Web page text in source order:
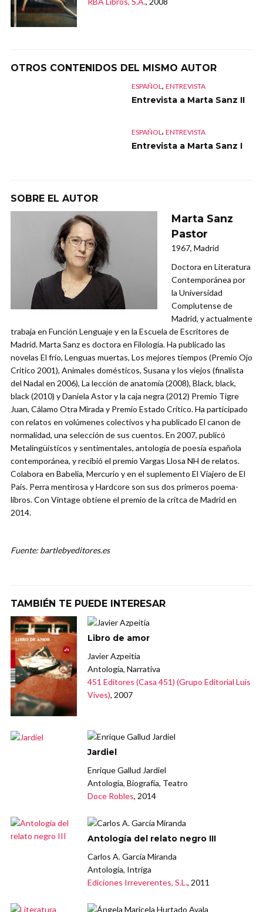
OTROS CONTENIDOS DEL MISMO AUTOR
ESPAÑOL, ENTREVISTA
Entrevista a Marta Sanz II
ESPAÑOL , ENTREVISTA
Entrevista a Marta Sanz I
SOBRE EL AUTOR
Marta Sanz
Pastor
1967, Madrid
Doctora en Literatura
Contemporánea por
la Universidad
Complutense de
Madrid, y actualmente
trabaja en Función Lenguaje y en la Escuela de Escritores de
Madrid. Marta Sanz es doctora en Filología. Ha publicado las
novelas El frío, Lenguas muertas, Los mejores tiempos (Premio Ojo
Critico 2001), Animales domésticos, Susana y los viejos (finalista
del Nadal en 2006), La lección de anatomía (2008), Black, black,
black (2010) y Daniela Astor y la caja negra (2012) Premio Tigre
Juan, Cálamo Otra Mirada y Premio Estado Crítico. Ha participado
con relatos en volúmenes colectivos y ha publicado El canon de
normalidad, una selección de sus cuentos. En 2007, publicó
Metalingüísticos y sentimentales, antología de poesía española
contemporánea, y recibió el premio Vargas Llosa NH de relatos.
Colabora en Babelia, Mercurio y en el suplemento El Viajero de El
País. Perra mentirosa y Hardcore son sus dos primeros poema-
libros. Con Vintage obtiene el premio de la crítca de Madrid en
2014.
Fuente: bartlebyeditores.es
TAMBIÉN TE PUEDE INTERESAR
Libro de amor
Javier Azpeitia
Antología, Narrativa
451 Editores (Casa 451) (Grupo Editorial Luis
Vives), 2007
Jardiel
Enrique Gallud Jardiel
Antología, Biografía, Teatro
Doce Robles, 2014
Antología del relato negro III
Carlos A. García Miranda
Antología, Intriga
Ediciones Irreverentes, S.L., 2011